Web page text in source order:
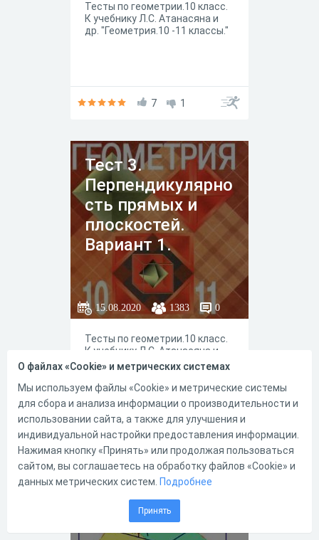
Тесты по геометрии.10 класс.
К учебнику Л.С. Атанасяна и
др. "Геометрия.10 -11 классы."
7 1
Тест 3.
Перпендикулярно
сть прямых и
плоскостей.
Вариант 1.
15.08.2020 1383 0
Тесты по геометрии.10 класс.
К учебнику Л.С. Атанасяна и
др. "Геометрия.10 -11 классы."
1 1
Параллельность
в пространстве
О файлах «Cookie» и метрических системах
Мы используем файлы «Cookie» и метрические системы
для сбора и анализа информации о производительности и
использовании сайта, а также для улучшения и
индивидуальной настройки предоставления информации.
Нажимая кнопку «Принять» или продолжая пользоваться
сайтом, вы соглашаетесь на обработку файлов «Cookie» и
данных метрических систем. Подробнее
Принять